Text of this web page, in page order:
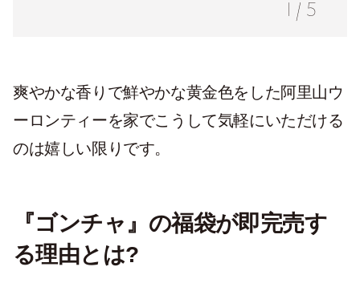
/ 5
爽やかな香りで鮮やかな黄金色をした阿里山ウ
ーロンティーを家でこうして気軽にいただける
のは嬉しい限りです。
『ゴンチャ』の福袋が即完売す
る理由とは?